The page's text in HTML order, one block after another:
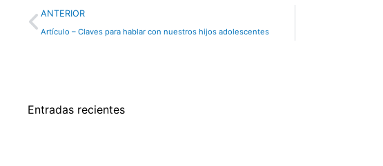
Previo
ANTERIOR
Artículo – Claves para hablar con nuestros hijos adolescentes
Entradas recientes